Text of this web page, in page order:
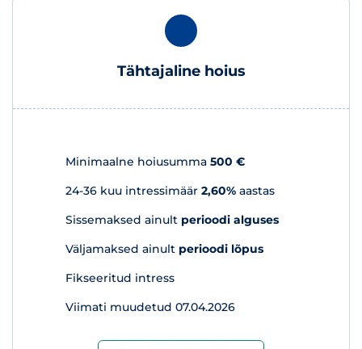
Tähtajaline hoius
Minimaalne hoiusumma 500 €
24-36 kuu intressimäär 2,60% aastas
Sissemaksed ainult perioodi alguses
Väljamaksed ainult perioodi lõpus
Fikseeritud intress
Viimati muudetud 07.04.2026